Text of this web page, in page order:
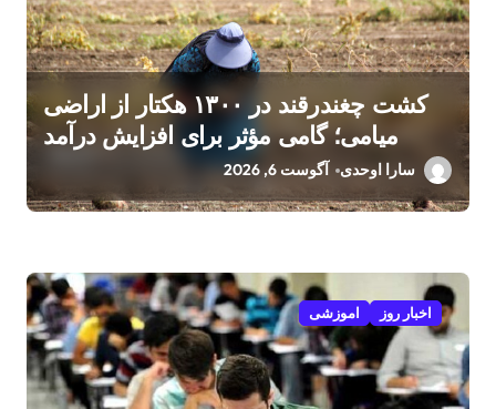
کشت چغندرقند در ۱۳۰۰ هکتار از اراضی
میامی؛ گامی مؤثر برای افزایش درآمد
سارا اوحدی آگوست 6, 2026
اخبار روز اموزشی